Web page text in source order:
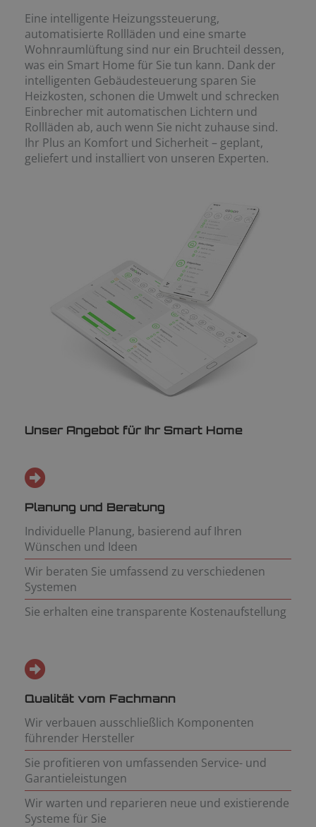
Eine intelligente Heizungssteuerung,
automatisierte Rollläden und eine smarte
Wohnraumlüftung sind nur ein Bruchteil dessen,
was ein Smart Home für Sie tun kann. Dank der
intelligenten Gebäudesteuerung sparen Sie
Heizkosten, schonen die Umwelt und schrecken
Einbrecher mit automatischen Lichtern und
Rollläden ab, auch wenn Sie nicht zuhause sind.
Ihr Plus an Komfort und Sicherheit – geplant,
geliefert und installiert von unseren Experten.
Unser Angebot für Ihr Smart Home
Planung und Beratung
Individuelle Planung, basierend auf Ihren
Wünschen und Ideen
Wir beraten Sie umfassend zu verschiedenen
Systemen
Sie erhalten eine transparente Kostenaufstellung
Qualität vom Fachmann
Wir verbauen ausschließlich Komponenten
führender Hersteller
Sie profitieren von umfassenden Service- und
Garantieleistungen
Wir warten und reparieren neue und existierende
Systeme für Sie